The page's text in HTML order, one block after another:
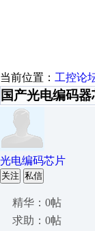
当前位置： 工控论
国产光电编码
光电编码芯片
关注 私信
精华：0帖
求助：0帖